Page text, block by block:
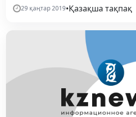
29 қаңтар 2019•Қазақша тақпақ